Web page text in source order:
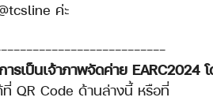
ค่ะ
เป็นเจ้าภาพจัดค่าย EARC2024
QR Code ด้านล่างนี้ หรือที่